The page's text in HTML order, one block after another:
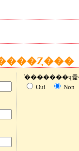
Oui Non